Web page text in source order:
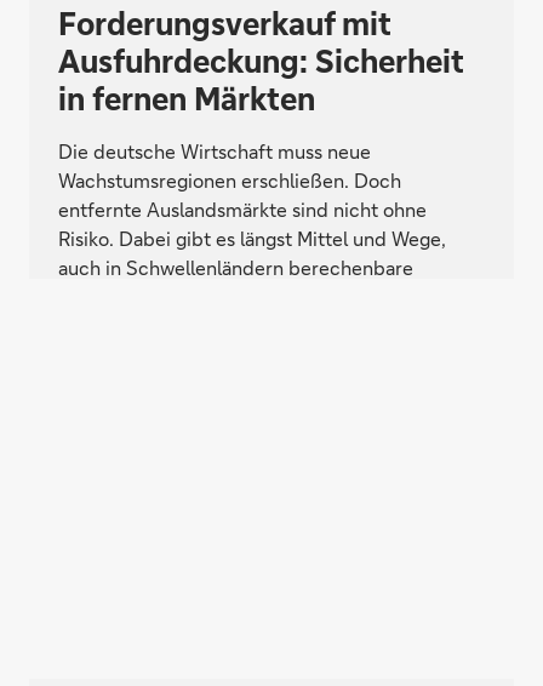
Forderungsverkauf mit
Ausfuhrdeckung: Sicherheit
in fernen Märkten
Die deutsche Wirtschaft muss neue
Wachstumsregionen erschließen. Doch
entfernte Auslandsmärkte sind nicht ohne
Risiko. Dabei gibt es längst Mittel und Wege,
auch in Schwellenländern berechenbare